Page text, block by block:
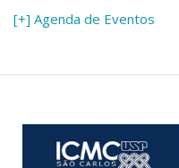
[+] Agenda de Eventos